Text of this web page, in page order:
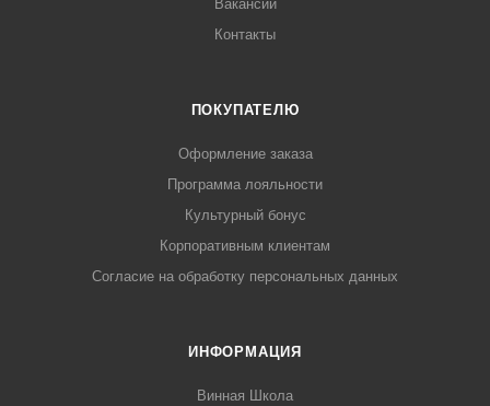
Вакансии
Контакты
ПОКУПАТЕЛЮ
Оформление заказа
Программа лояльности
Культурный бонус
Корпоративным клиентам
Согласие на обработку персональных данных
ИНФОРМАЦИЯ
Винная Школа